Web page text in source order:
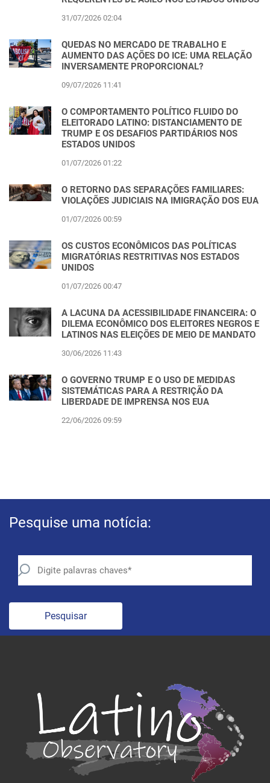
31/07/2026 02:04
QUEDAS NO MERCADO DE TRABALHO E
AUMENTO DAS AÇÕES DO ICE: UMA RELAÇÃO
INVERSAMENTE PROPORCIONAL?
09/07/2026 11:41
O COMPORTAMENTO POLÍTICO FLUIDO DO
ELEITORADO LATINO: DISTANCIAMENTO DE
TRUMP E OS DESAFIOS PARTIDÁRIOS NOS
ESTADOS UNIDOS
01/07/2026 01:22
O RETORNO DAS SEPARAÇÕES FAMILIARES:
VIOLAÇÕES JUDICIAIS NA IMIGRAÇÃO DOS EUA
01/07/2026 00:59
OS CUSTOS ECONÔMICOS DAS POLÍTICAS
MIGRATÓRIAS RESTRITIVAS NOS ESTADOS
UNIDOS
01/07/2026 00:47
A LACUNA DA ACESSIBILIDADE FINANCEIRA: O
DILEMA ECONÔMICO DOS ELEITORES NEGROS E
LATINOS NAS ELEIÇÕES DE MEIO DE MANDATO
30/06/2026 11:43
O GOVERNO TRUMP E O USO DE MEDIDAS
SISTEMÁTICAS PARA A RESTRIÇÃO DA
LIBERDADE DE IMPRENSA NOS EUA
22/06/2026 09:59
Pesquise uma notícia:
Pesquisar